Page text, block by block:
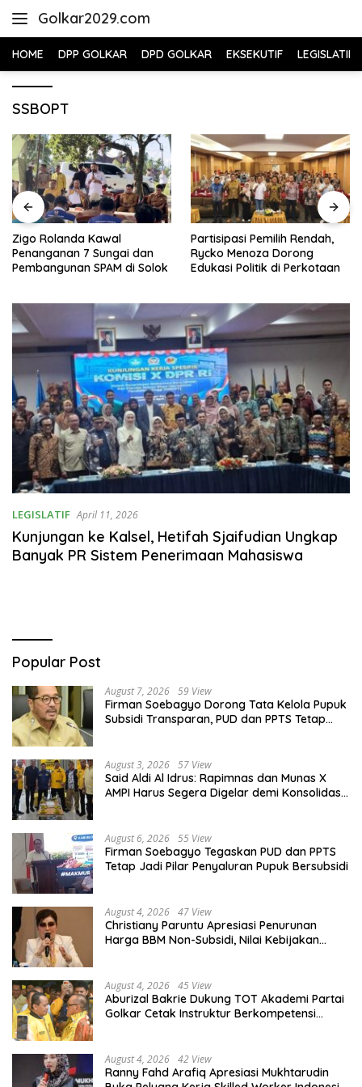
Golkar2029.com
HOME DPP GOLKAR DPD GOLKAR EKSEKUTIF LEGISLATIF
SSBOPT
Zigo Rolanda Kawal
Penanganan 7 Sungai dan
Pembangunan SPAM di Solok
Partisipasi Pemilih Rendah,
Rycko Menoza Dorong
Edukasi Politik di Perkotaan
LEGISLATIF April 11, 2026
Kunjungan ke Kalsel, Hetifah Sjaifudian Ungkap
Banyak PR Sistem Penerimaan Mahasiswa
Popular Post
August 7, 2026 59 View
Firman Soebagyo Dorong Tata Kelola Pupuk
Subsidi Transparan, PUD dan PPTS Tetap
August 3, 2026 57 View
Said Aldi Al Idrus: Rapimnas dan Munas X
AMPI Harus Segera Digelar demi Konsolidasi
August 6, 2026 55 View
Firman Soebagyo Tegaskan PUD dan PPTS
Tetap Jadi Pilar Penyaluran Pupuk Bersubsidi
August 4, 2026 47 View
Christiany Paruntu Apresiasi Penurunan
Harga BBM Non-Subsidi, Nilai Kebijakan
August 4, 2026 45 View
Aburizal Bakrie Dukung TOT Akademi Partai
Golkar Cetak Instruktur Berkompetensi
August 4, 2026 42 View
Ranny Fahd Arafiq Apresiasi Mukhtarudin